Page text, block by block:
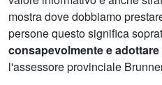
mostra dove dobbiamo
persone questo significa
consapevolmente e
l'assessore provinciale